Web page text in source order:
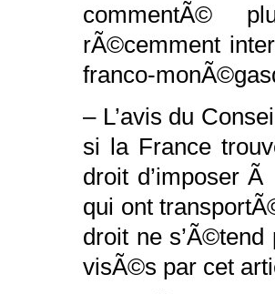
commentÃ©
rÃ©cemment
franco-
– L’avis du
si la France
droit d’imposer
qui ont
droit ne
visÃ©s par cet